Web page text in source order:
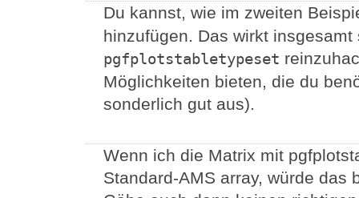
Du kannst, wie im zweiten
hinzufügen. Das wirkt
pgfplotstabletypeset
Möglichkeiten bieten, die du
sonderlich gut aus).
Wenn ich die Matrix mit
Standard-AMS array, würde das